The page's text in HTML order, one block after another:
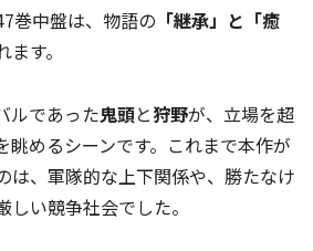
巻中盤は、物語の 「継承」と「癒
す。
ルであった鬼頭と狩野が、立場を超
眺めるシーンです。これまで本作が
は、軍隊的な上下関係や、勝たなけ
い競争社会でした。